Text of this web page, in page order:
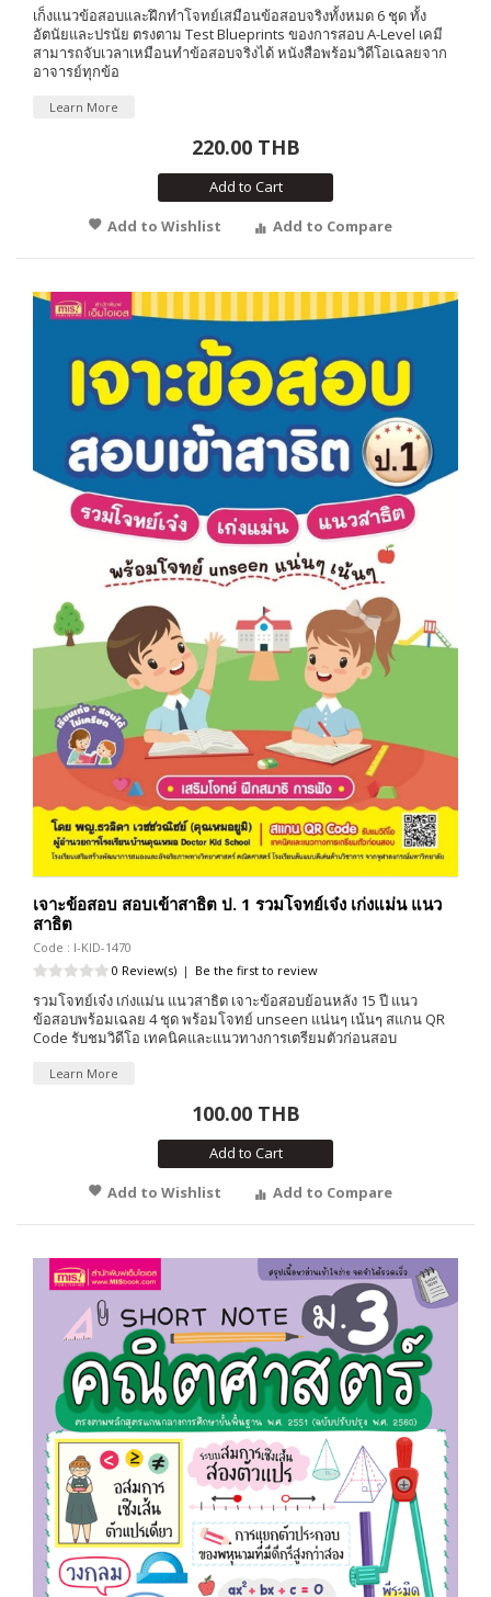
เก็งแนวข้อสอบและฝึกทำโจทย์เสมือนข้อสอบจริงทั้งหมด 6 ชุด ทั้ง
อัตนัยและปรนัย ตรงตาม Test Blueprints ของการสอบ A-Level เคมี
สามารถจับเวลาเหมือนทำข้อสอบจริงได้ หนังสือพร้อมวิดีโอเฉลยจาก
อาจารย์ทุกข้อ
Learn More
220.00 THB
Add to Cart
Add to Wishlist
Add to Compare
เจาะข้อสอบ สอบเข้าสาธิต ป. 1 รวมโจทย์เจ๋ง เก่งแม่น แนว
สาธิต
Code : I-KID-1470
0 Review(s) | Be the first to review
รวมโจทย์เจ๋ง เก่งแม่น แนวสาธิต เจาะข้อสอบย้อนหลัง 15 ปี แนว
ข้อสอบพร้อมเฉลย 4 ชุด พร้อมโจทย์ unseen แน่นๆ เน้นๆ สแกน QR
Code รับชมวิดีโอ เทคนิคและเเนวทางการเตรียมตัวก่อนสอบ
Learn More
100.00 THB
Add to Cart
Add to Wishlist
Add to Compare